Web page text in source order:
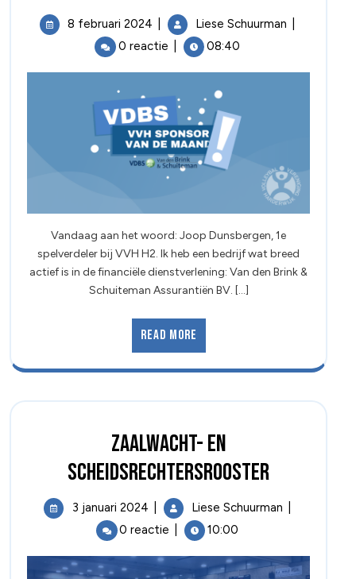
8 februari 2024 Liese Schuurman
0 reactie
08:40
Vandaag aan het woord: Joop Dunsbergen, 1e
spelverdeler bij VVH H2. Ik heb een bedrijf wat breed
actief is in de financiële dienstverlening: Van den Brink &
Schuiteman Assurantiën BV. [...]
Read More
Zaalwacht- en
scheidsrechtersrooster
3 januari 2024 Liese Schuurman
0 reactie
10:00